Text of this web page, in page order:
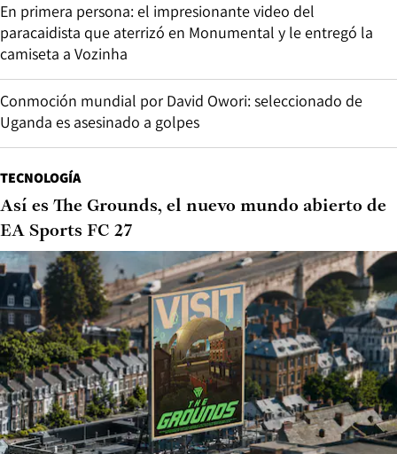
En primera persona: el impresionante video del
paracaidista que aterrizó en Monumental y le entregó la
camiseta a Vozinha
Conmoción mundial por David Owori: seleccionado de
Uganda es asesinado a golpes
TECNOLOGÍA
Así es The Grounds, el nuevo mundo abierto de
EA Sports FC 27